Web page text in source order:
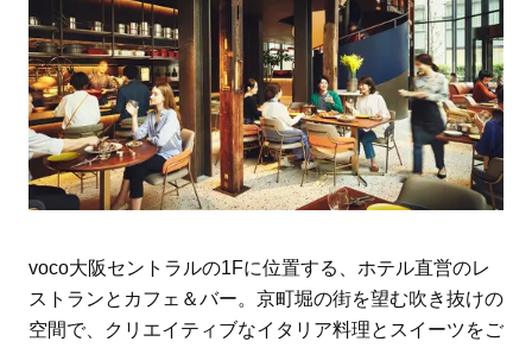
voco大阪セントラルの1Fに位置する、ホテル直営のレ
ストランとカフェ＆バー。京町堀の街を望む吹き抜けの
空間で、クリエイティブなイタリア料理とスイーツをご